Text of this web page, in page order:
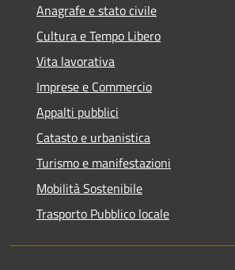
Anagrafe e stato civile
Cultura e Tempo Libero
Vita lavorativa
Imprese e Commercio
Appalti pubblici
Catasto e urbanistica
Turismo e manifestazioni
Mobilità Sostenibile
Trasporto Pubblico locale